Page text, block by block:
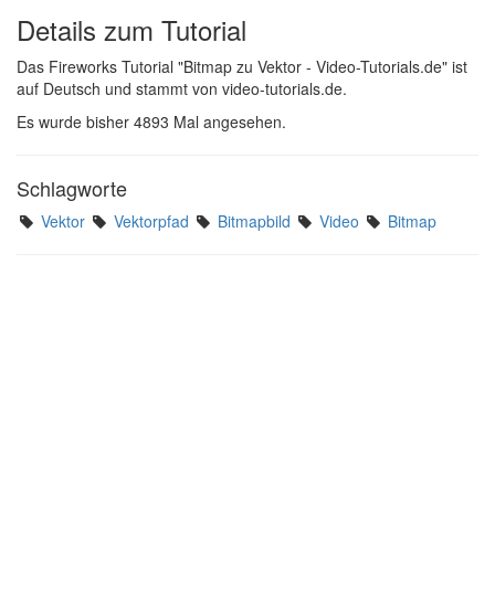
Details zum Tutorial
Das Fireworks Tutorial "Bitmap zu Vektor - Video-Tutorials.de" ist
auf Deutsch und stammt von video-tutorials.de.
Es wurde bisher 4893 Mal angesehen.
Schlagworte
Vektor Vektorpfad Bitmapbild Video Bitmap